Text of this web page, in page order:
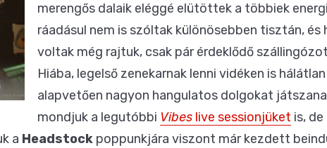
merengős dalaik eléggé elütöttek a többiek
ráadásul nem is szóltak különösebben tisztán, és
voltak még rajtuk, csak pár érdeklődő
Hiába, legelső zenekarnak lenni vidéken is
alapvetően nagyon hangulatos dolgokat
mondjuk a legutóbbi Vibes live sessionjüket is,
a Headstock poppunkjára viszont már kezdett